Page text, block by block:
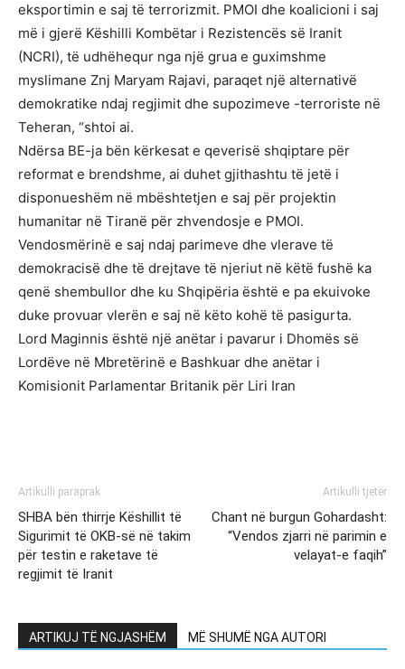
eksportimin e saj të terrorizmit. PMOI dhe koalicioni i saj
më i gjerë Këshilli Kombëtar i Rezistencës së Iranit
(NCRI), të udhëhequr nga një grua e guximshme
myslimane Znj Maryam Rajavi, paraqet një alternativë
demokratike ndaj regjimit dhe supozimeve -terroriste në
Teheran, “shtoi ai.
Ndërsa BE-ja bën kërkesat e qeverisë shqiptare për
reformat e brendshme, ai duhet gjithashtu të jetë i
disponueshëm në mbështetjen e saj për projektin
humanitar në Tiranë për zhvendosje e PMOI.
Vendosmërinë e saj ndaj parimeve dhe vlerave të
demokracisë dhe të drejtave të njeriut në këtë fushë ka
qenë shembullor dhe ku Shqipëria është e pa ekuivoke
duke provuar vlerën e saj në këto kohë të pasigurta.
Lord Maginnis është një anëtar i pavarur i Dhomës së
Lordëve në Mbretërinë e Bashkuar dhe anëtar i
Komisionit Parlamentar Britanik për Liri Iran
Artikulli paraprak
SHBA bën thirrje Këshillit të
Sigurimit të OKB-së në takim
për testin e raketave të
regjimit të Iranit
Artikulli tjetër
Chant në burgun Gohardasht:
“Vendos zjarri në parimin e
velayat-e faqih”
ARTIKUJ TË NGJASHËM MË SHUMË NGA AUTORI